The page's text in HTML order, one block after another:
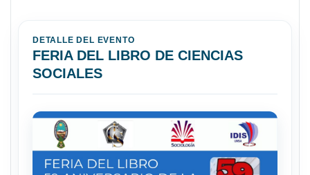
DETALLE DEL EVENTO
FERIA DEL LIBRO DE CIENCIAS
SOCIALES